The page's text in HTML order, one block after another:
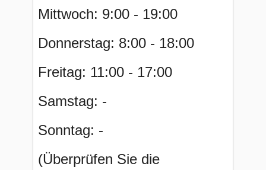
Mittwoch: 9:00 - 19:00
Donnerstag: 8:00 - 18:00
Freitag: 11:00 - 17:00
Samstag: -
Sonntag: -
(Überprüfen Sie die